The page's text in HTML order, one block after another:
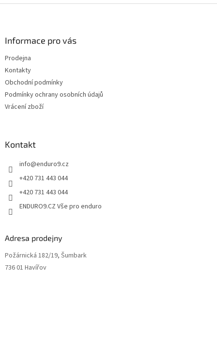
v
Informace pro vás
Prodejna
Kontakty
Obchodní podmínky
Podmínky ochrany osobních údajů
Vrácení zboží
Kontakt
info@enduro9.cz
+420 731 443 044
+420 731 443 044
ENDURO9.CZ Vše pro enduro
Adresa prodejny
Požárnická 182/19, Šumbark
736 01 Havířov